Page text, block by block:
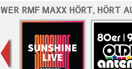
WER RMF MAXX HÖRT, HÖRT